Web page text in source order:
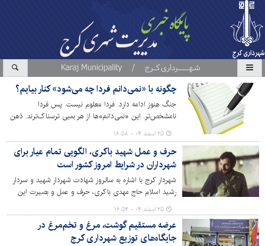
چگونه با «نمی‌دانم فردا چه می‌شود» کنار بیایم؟
جنگ هنوز ادامه دارد. فردا معلوم نیست. پس فردا
نامشخص‌تر. این «نمی‌دانم»ها از هر بمبی ترسناک‌ترند. ذهن
ما برای پیش‌بینی ساخته شده، وقتی آینده مبهم است، مدام
در حال جمع‌کردن خطر است و این یعنی خستگی مزمن،
اضطراب مداوم، و احساس درماندگی.
۲۵ اسفند ۰۴ - ۱۶:۵۸
حرف و عمل شهید باکری، الگویی تمام عیار برای
شهرداران در شرایط امروز کشور است
شهردار کرج با اشاره به سالروز شهادت شهردار شهید و سردار
رشید اسلام حاج مهدی باکری، حرف و عمل و بصیرت این
اسطوره جاودانه دوران دفاع مقدس را الگویی تمام عیار برای
شهرداران کشور در شرایط کنونی برشمرد.
۲۵ اسفند ۰۴ - ۱۶:۵۴
عرضه مستقیم گوشت، مرغ و تخم‌مرغ در
جایگاه‌های توزیع شهرداری کرج